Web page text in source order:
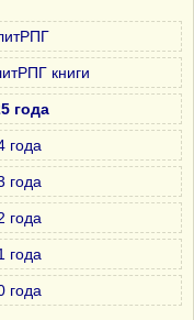
книги
года
года
года
года
года
года